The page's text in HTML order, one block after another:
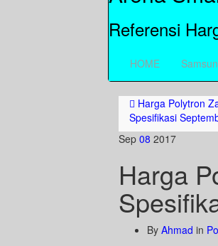
Referensi
HOME
Harga Polytron
Spesifikasi
Sep 08 2017
Harga
By Ahmad in